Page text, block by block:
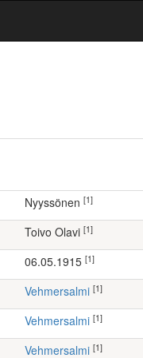
Nyyssönen [1]
Toivo Olavi [1]
06.05.1915 [1]
Vehmersalmi [1]
Vehmersalmi [1]
Vehmersalmi [1]